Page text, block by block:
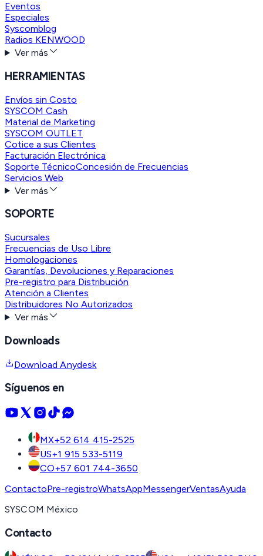
Eventos
Especiales
Syscomblog
Radios KENWOOD
Ver más
HERRAMIENTAS
Envíos sin Costo
SYSCOM Cash
Material de Marketing
SYSCOM OUTLET
Cotice a sus Clientes
Facturación Electrónica
Soporte TécnicoConcesión de Frecuencias
Servicios Web
Ver más
SOPORTE
Sucursales
Frecuencias de Uso Libre
Homologaciones
Garantías, Devoluciones y Reparaciones
Pre-registro para Distribución
Atención a Clientes
Distribuidores No Autorizados
Ver más
Downloads
Download Anydesk
Síguenos en
MX+52 614 415-2525
US+1 915 533-5119
CO+57 601 744-3650
ContactoPre-registroWhatsAppMessengerVentasAyuda
SYSCOM México
Contacto